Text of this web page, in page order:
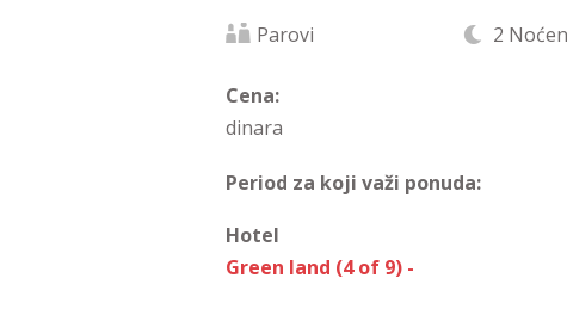
Parovi 2
Cena:
dinara
Period za koji važi ponuda:
Hotel
Green land (4 of 9) -